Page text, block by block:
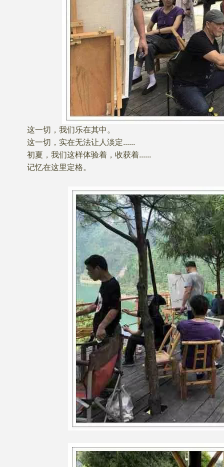
这一切，我们乐在其中。
这一切，实在无法让人淡定......
初夏，我们这样体验着，收获着......
记忆在这里定格。